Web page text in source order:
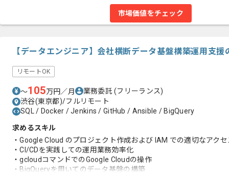
市場価値をチェック
【データエンジニア】会社横断データ基盤構築運用支
リモートOK
〜105万円／月 業務委託(フリーランス)
渋谷(東京都)/フルリモート
SQL / Docker / Jenkins / GitHub / Ansible / BigQuery
求めるスキル
・Google Cloud のプロジェクト作成および IAM での適切なアク
・CI/CDを実践しての運用業務効率化
・gcloudコマンドでのGoogle Cloudの操作
・BigQueryを用いてのデータ基盤の構築